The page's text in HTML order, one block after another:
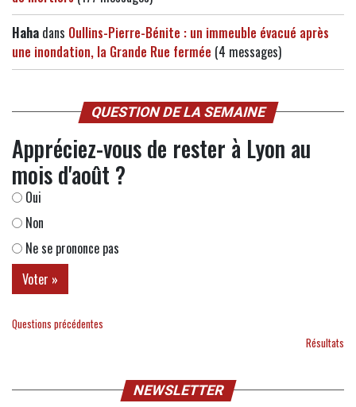
Haha dans Oullins-Pierre-Bénite : un immeuble évacué après
une inondation, la Grande Rue fermée (4 messages)
QUESTION DE LA SEMAINE
Appréciez-vous de rester à Lyon au
mois d'août ?
Oui
Non
Ne se prononce pas
Questions précédentes
Résultats
NEWSLETTER